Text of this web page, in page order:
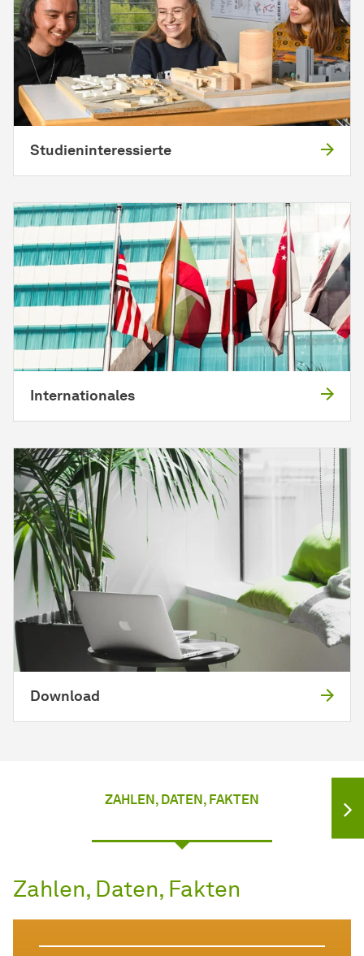
Studieninteressierte
Internationales
Download
ZAHLEN, DATEN, FAKTEN
Zahlen, Daten, Fakten